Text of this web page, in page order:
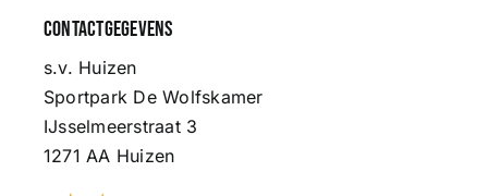
Contactgegevens
s.v. Huizen
Sportpark De Wolfskamer
IJsselmeerstraat 3
1271 AA Huizen